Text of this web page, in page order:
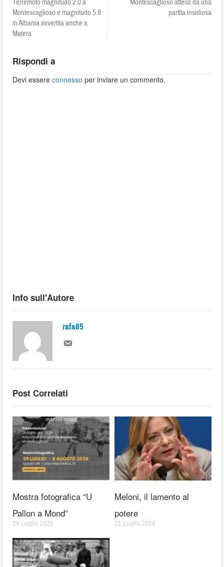
Terremoto magnitudo 2.0 a
Montescaglioso e magnitudo 5.8
in Albania avvertita anche a
Matera
Montescaglioso atteso da una
partita insidiosa
Rispondi a
Devi essereconnesso per inviare un commento.
Info sull'Autore
rafa85
Post Correlati
Mostra fotografica “U
Pallon a Mond”
29 Luglio 2026
Meloni, il lamento al
potere
21 Luglio 2026